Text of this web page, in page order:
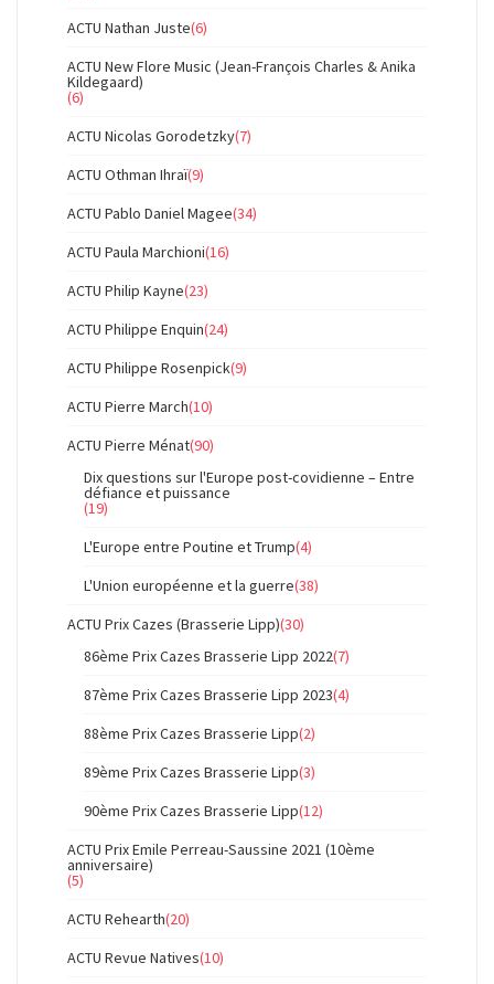
ACTU Nathan Juste(6)
ACTU New Flore Music (Jean-François Charles & Anika
Kildegaard)
(6)
ACTU Nicolas Gorodetzky(7)
ACTU Othman Ihraï(9)
ACTU Pablo Daniel Magee(34)
ACTU Paula Marchioni(16)
ACTU Philip Kayne(23)
ACTU Philippe Enquin(24)
ACTU Philippe Rosenpick(9)
ACTU Pierre March(10)
ACTU Pierre Ménat(90)
Dix questions sur l'Europe post-covidienne – Entre
défiance et puissance
(19)
L'Europe entre Poutine et Trump(4)
L'Union européenne et la guerre(38)
ACTU Prix Cazes (Brasserie Lipp)(30)
86ème Prix Cazes Brasserie Lipp 2022(7)
87ème Prix Cazes Brasserie Lipp 2023(4)
88ème Prix Cazes Brasserie Lipp(2)
89ème Prix Cazes Brasserie Lipp(3)
90ème Prix Cazes Brasserie Lipp(12)
ACTU Prix Emile Perreau-Saussine 2021 (10ème
anniversaire)
(5)
ACTU Rehearth(20)
ACTU Revue Natives(10)